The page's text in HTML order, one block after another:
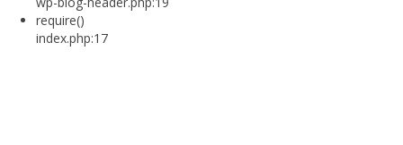
require()
index.php:17